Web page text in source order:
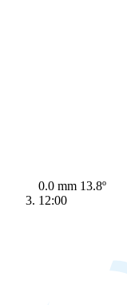
0.0 mm 13.8º
12:00